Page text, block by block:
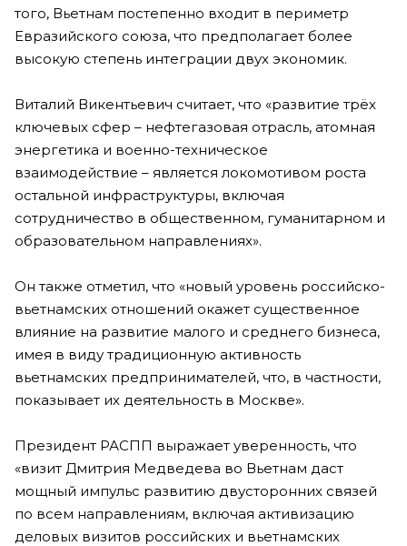
того, Вьетнам постепенно входит в периметр
Евразийского союза, что предполагает более
высокую степень интеграции двух экономик.
Виталий Викентьевич считает, что «развитие трёх
ключевых сфер – нефтегазовая отрасль, атомная
энергетика и военно-техническое
взаимодействие – является локомотивом роста
остальной инфраструктуры, включая
сотрудничество в общественном, гуманитарном и
образовательном направлениях».
Он также отметил, что «новый уровень российско-
вьетнамских отношений окажет существенное
влияние на развитие малого и среднего бизнеса,
имея в виду традиционную активность
вьетнамских предпринимателей, что, в частности,
показывает их деятельность в Москве».
Президент РАСПП выражает уверенность, что
«визит Дмитрия Медведева во Вьетнам даст
мощный импульс развитию двусторонних связей
по всем направлениям, включая активизацию
деловых визитов российских и вьетнамских